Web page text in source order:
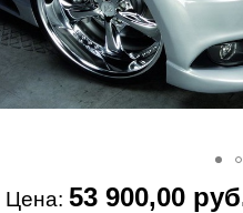
Цена: 53 900,00
Телефон:
График работы по
Мы в